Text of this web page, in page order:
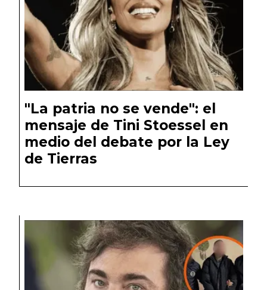
"La patria no se vende": el
mensaje de Tini Stoessel en
medio del debate por la Ley
de Tierras